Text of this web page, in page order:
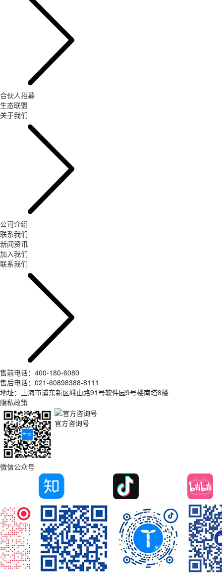
合伙人招募
生态联盟
关于我们
公司介绍
联系我们
新闻资讯
加入我们
联系我们
售前电话：400-180-6080
售后电话：021-60898388-8111
地址：上海市浦东新区峨山路91号软件园9号楼南塔8楼
隐私政策
微信公众号
官方咨询号